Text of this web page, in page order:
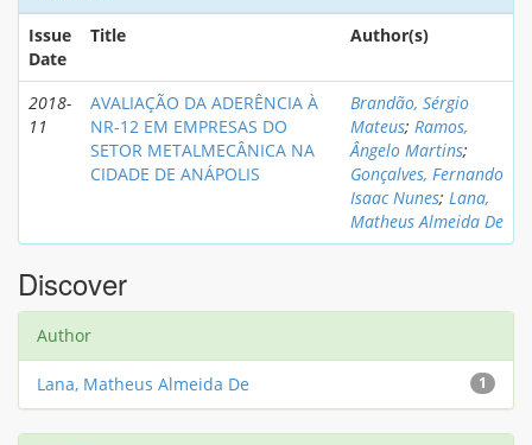
Issue
Date
Title Author(s)
2018-
11
AVALIAÇÃO DA ADERÊNCIA À
NR-12 EM EMPRESAS DO
SETOR METALMECÂNICA NA
CIDADE DE ANÁPOLIS
Brandão, Sérgio
Mateus; Ramos,
Ângelo Martins;
Gonçalves, Fernando
Isaac Nunes; Lana,
Matheus Almeida De
Discover
Author
1
Lana, Matheus Almeida De